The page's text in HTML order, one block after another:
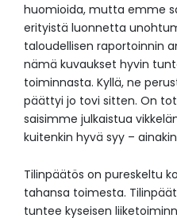
huomioida, mutta emme
erityistä luonnetta
taloudellisen raportoinnin
nämä kuvaukset hyvin
toiminnasta. Kyllä, ne
päättyi jo tovi sitten. On
saisimme julkaistua
kuitenkin hyvä syy –
Tilinpäätös on pureskeltu
tahansa toimesta.
tuntee kyseisen